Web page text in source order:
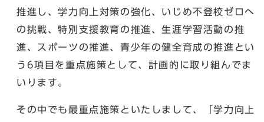
推進し、学力向上対策の強化、いじめ不登校ゼロへ
の挑戦、特別支援教育の推進、生涯学習活動の推
進、スポーツの推進、青少年の健全育成の推進とい
う6項目を重点施策として、計画的に取り組んでま
いります。
その中でも最重点施策といたしまして、「学力向上